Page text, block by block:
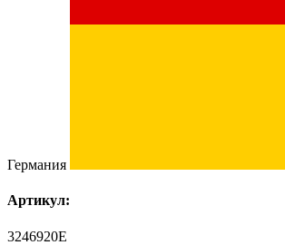
Германия
Артикул:
3246920E